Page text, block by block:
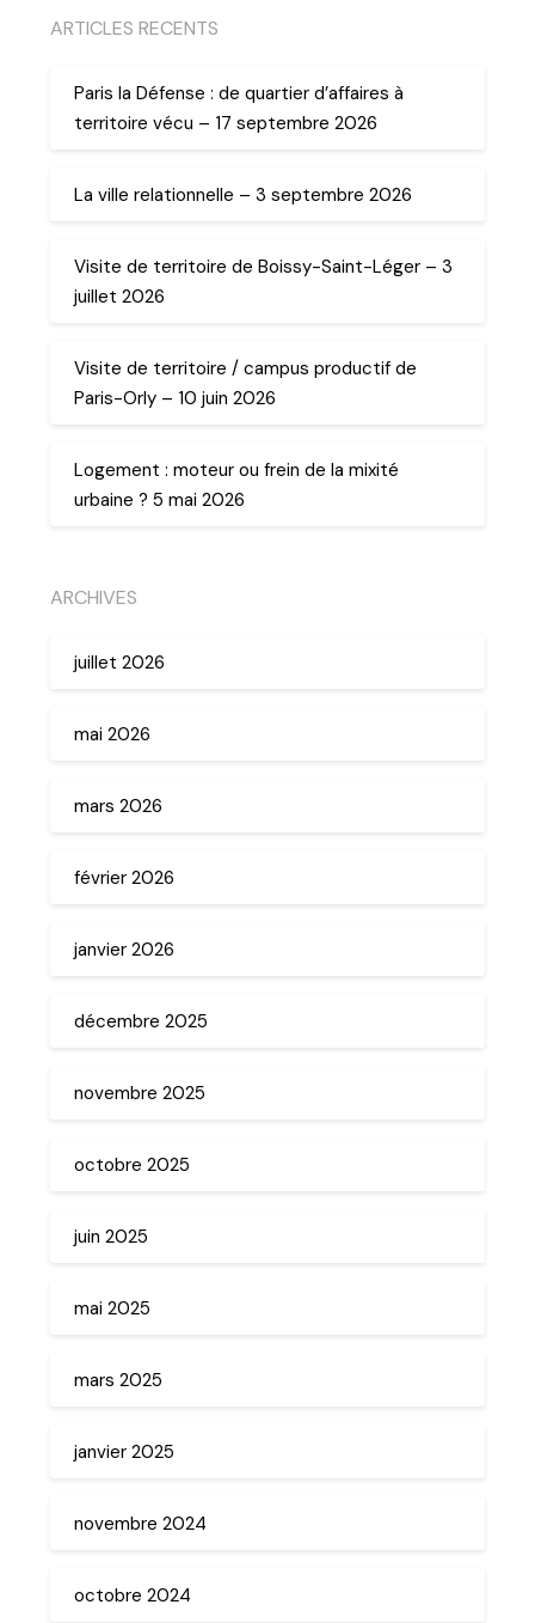
ARTICLES RECENTS
Paris la Défense : de quartier d’affaires à
territoire vécu – 17 septembre 2026
La ville relationnelle – 3 septembre 2026
Visite de territoire de Boissy-Saint-Léger – 3
juillet 2026
Visite de territoire / campus productif de
Paris-Orly – 10 juin 2026
Logement : moteur ou frein de la mixité
urbaine ? 5 mai 2026
ARCHIVES
juillet 2026
mai 2026
mars 2026
février 2026
janvier 2026
décembre 2025
novembre 2025
octobre 2025
juin 2025
mai 2025
mars 2025
janvier 2025
novembre 2024
octobre 2024